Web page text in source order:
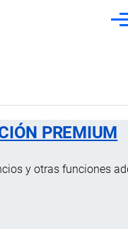
PREMIUM
y otras funciones
…, 27 Enero, 2025